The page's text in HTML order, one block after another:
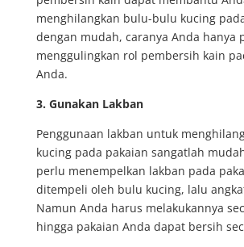
menghilangkan bulu-bulu kucing
dengan mudah, caranya Anda hanya
menggulingkan rol pembersih kain
Anda.
3. Gunakan Lakban
Penggunaan lakban untuk
kucing pada pakaian sangatlah
perlu menempelkan lakban pada
ditempeli oleh bulu kucing, lalu
Namun Anda harus melakukannya
hingga pakaian Anda dapat bersih